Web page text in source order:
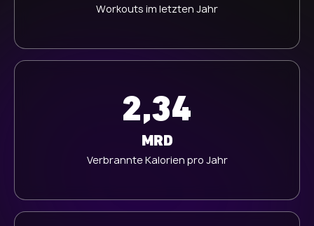
Workouts im letzten Jahr
2,34
MRD
Verbrannte Kalorien pro Jahr